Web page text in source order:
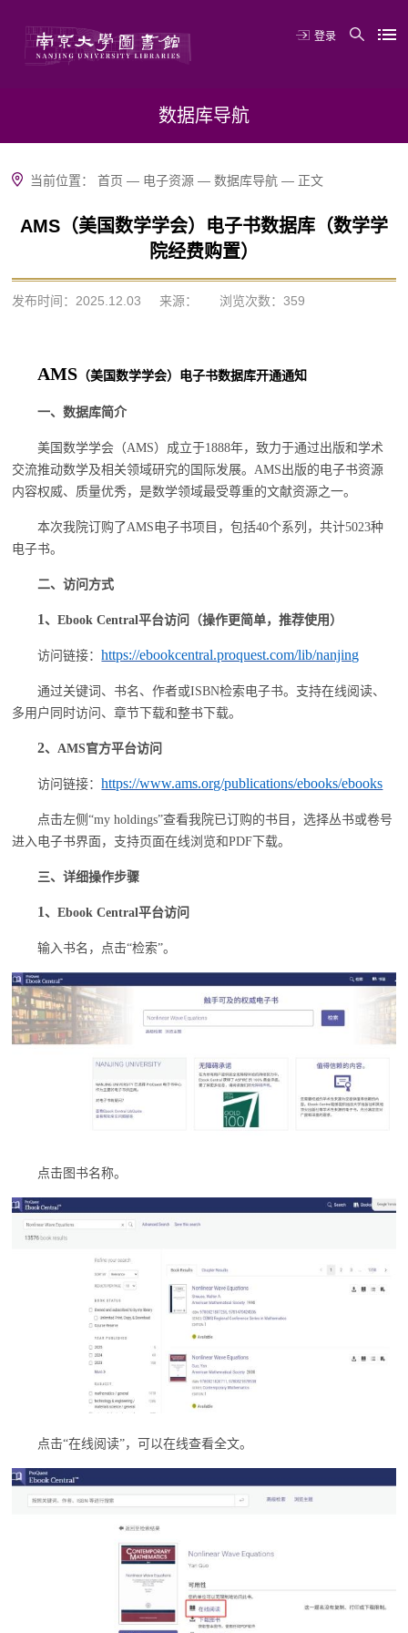
登录
数据库导航
当前位置：首页 — 电子资源 —数据库导航 — 正文
AMS（美国数学学会）电子书数据库（数学学
院经费购置）
发布时间：2025.12.03 来源： 浏览次数：359
AMS （美国数学学会） 电子书数据库开通通知
一、数据库简介
美国数学学会（AMS）成立于1888年，致力于通过出版和学术
交流推动数学及相关领域研究的国际发展。AMS出版的电子书资源
内容权威、质量优秀，是数学领域最受尊重的文献资源之一。
本次我院订购了 AMS电子书项目，包括40个系列，共计5023种
电子书。
二、访问方式
1、Ebook Central平台访问（操作更简单，推荐使用）
访问链接： https://ebookcentral.proquest.com/lib/nanjing
通过关键词、书名、作者或ISBN检索电子书。支持在线阅读、
多用户同时访问、章节下载和整书下载。
2、 AMS官方平台访问
访问链接： https://www.ams.org/publications/ebooks/ebooks
点击左侧“my holdings”查看我院已订购的书目，选择丛书或卷号
进入电子书界面，支持页面在线浏览和PDF下载。
三、详细操作步骤
1、Ebook Central平台访问
输入书名，点击“检索”。
点击图书名称。
点击“在线阅读”，可以在线查看全文。